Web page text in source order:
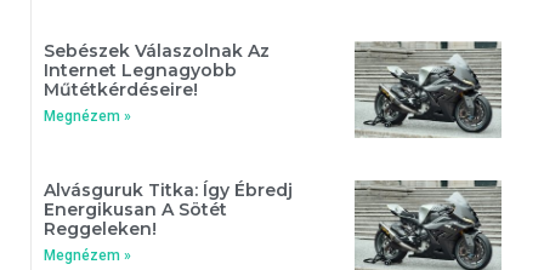
Sebészek Válaszolnak Az
Internet Legnagyobb
Műtétkérdéseire!
Megnézem »
Alvásguruk Titka: Így Ébredj
Energikusan A Sötét
Reggeleken!
Megnézem »